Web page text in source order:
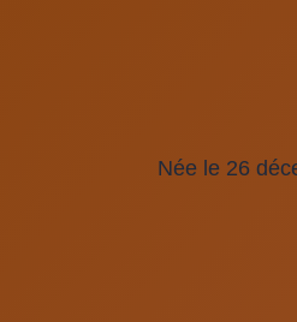
Née le 26